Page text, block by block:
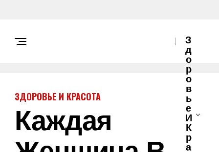
З
Д
О
Р
О
В
Ь
Е
И
К
Р
А
ЗДОРОВЬЕ И КРАСОТА
Каждая